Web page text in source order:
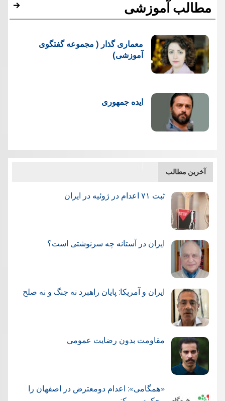
مطالب آموزشی
معماری گذار ( مجموعه گفتگوی
آموزشی)
ایده جمهوری
آخرین مطالب
ثبت ۷۱ اعدام در ژوئيه در ایران
ایران در آستانه چه سرنوشتی است؟
ایران و آمریکا: پایان راهبرد نه جنگ و نه صلح
مقاومت بدون رضایت عمومی
«همگامی»: اعدام دومعترض در اصفهان را